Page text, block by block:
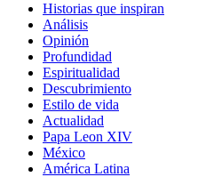
Historias que inspiran
Análisis
Opinión
Profundidad
Espiritualidad
Descubrimiento
Estilo de vida
Actualidad
Papa Leon XIV
México
América Latina